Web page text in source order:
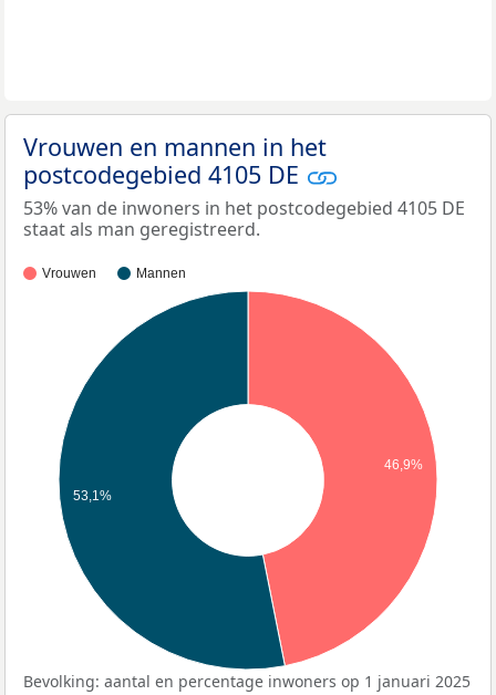
Vrouwen en mannen in het
postcodegebied 4105 DE
53% van de inwoners in het postcodegebied 4105 DE
staat als man geregistreerd.
Vrouwen Mannen
46,9%
53,1%
Bevolking: aantal en percentage inwoners op 1 januari 2025